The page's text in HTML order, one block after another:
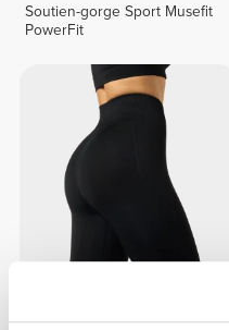
Soutien-gorge Sport Musefit
PowerFit